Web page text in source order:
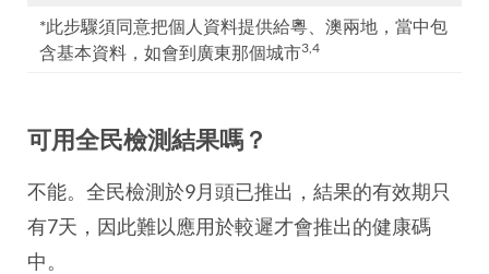
*此步驟須同意把個人資料提供給粵、澳兩地，當中包
含基本資料，如會到廣東那個城市3,4
可用全民檢測結果嗎？
不能。全民檢測於9月頭已推出，結果的有效期只
有7天，因此難以應用於較遲才會推出的健康碼
中。